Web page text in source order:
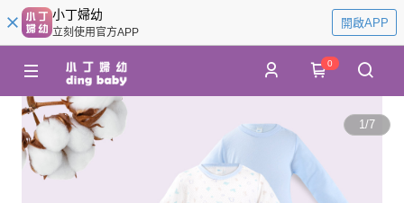
小丁婦幼
立刻使用官方APP
開啟APP
0
1/7